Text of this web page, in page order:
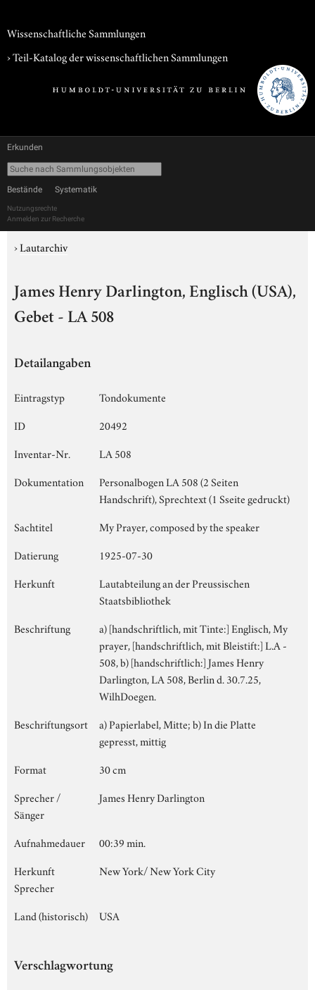
Wissenschaftliche Sammlungen
› Teil-Katalog der wissenschaftlichen Sammlungen
Erkunden
Bestände Systematik
Nutzungsrechte
Anmelden zur Recherche
›Lautarchiv
James Henry Darlington, Englisch (USA),
Gebet - LA 508
Detailangaben
Eintragstyp
Tondokumente
ID
20492
Inventar-Nr.
LA 508
Dokumentation
Personalbogen LA 508 (2 Seiten
Handschrift), Sprechtext (1 Sseite gedruckt)
Sachtitel
My Prayer, composed by the speaker
Datierung
1925-07-30
Herkunft
Lautabteilung an der Preussischen
Staatsbibliothek
Beschriftung
a) [handschriftlich, mit Tinte:] Englisch, My
prayer, [handschriftlich, mit Bleistift:] L.A -
508, b) [handschriftlich:] James Henry
Darlington, LA 508, Berlin d. 30.7.25,
WilhDoegen.
Beschriftungsort
a) Papierlabel, Mitte; b) In die Platte
gepresst, mittig
Format
30 cm
Sprecher /
Sänger
James Henry Darlington
Aufnahmedauer
00:39 min.
Herkunft
Sprecher
New York/ New York City
Land (historisch) USA
Verschlagwortung